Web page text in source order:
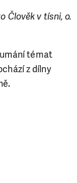
Člověk v tísni, o.
témat
z dílny